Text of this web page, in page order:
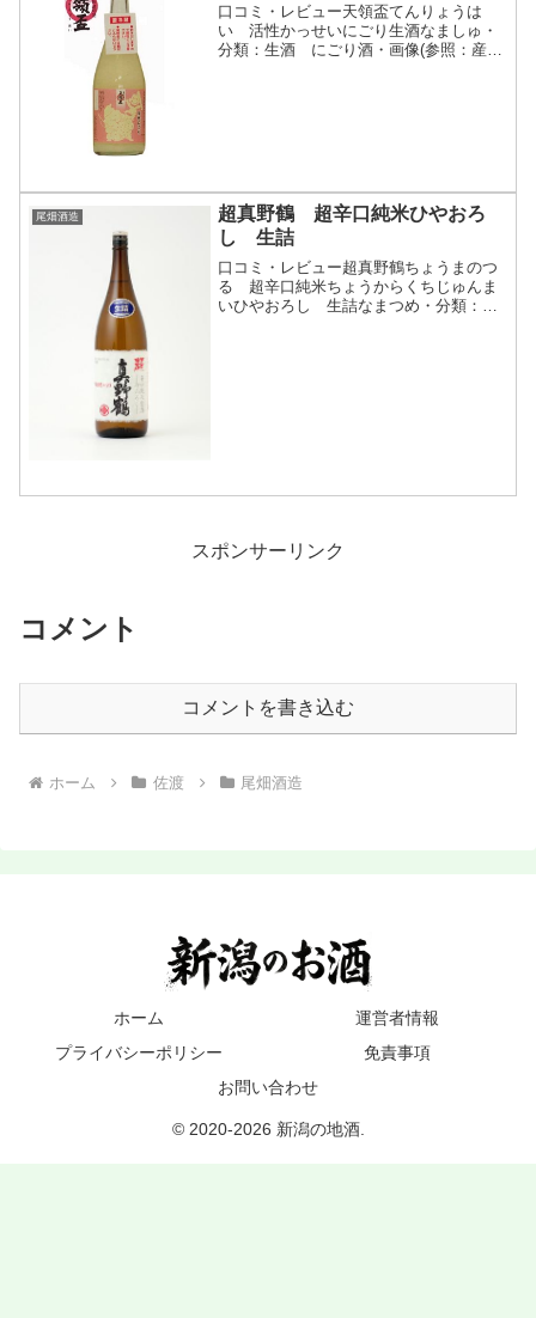
口コミ・レビュー天領盃てんりょうは
い 活性かっせいにごり生酒なましゅ・
分類：生酒 にごり酒・画像(参照：産直
尾畑酒造
超真野鶴 超辛口純米ひやおろ
し 生詰
口コミ・レビュー超真野鶴ちょうまのつ
る 超辛口純米ちょうからくちじゅんま
いひやおろし 生詰なまつめ・分類：純
スポンサーリンク
コメント
コメントを書き込む
ホーム 佐渡 尾畑酒造
ホーム
運営者情報
プライバシーポリシー
免責事項
お問い合わせ
© 2020-2026 新潟の地酒.